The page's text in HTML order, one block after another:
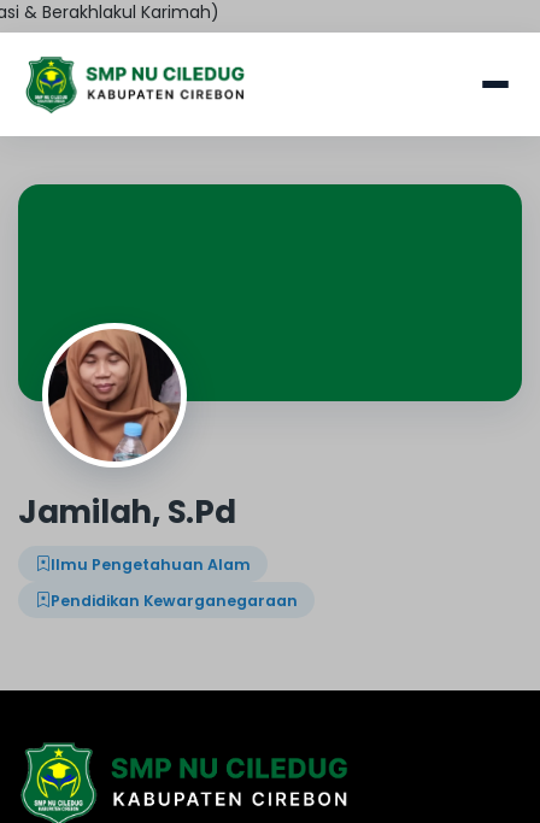
& Berakhlakul Karimah)
Jamilah, S.Pd
Ilmu Pengetahuan Alam
Pendidikan Kewarganegaraan